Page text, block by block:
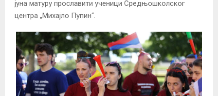
јуна матуру прославити ученици Средњошколског
центра „Михајло Пупин“.